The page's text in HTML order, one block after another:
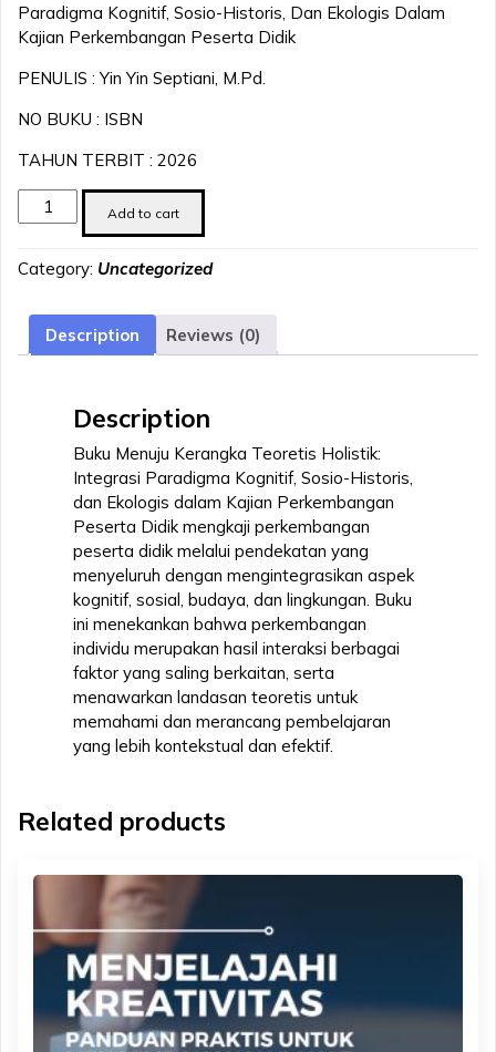
Paradigma Kognitif, Sosio-Historis, Dan Ekologis Dalam
Kajian Perkembangan Peserta Didik
PENULIS : Yin Yin Septiani, M.Pd.
NO BUKU : ISBN
TAHUN TERBIT : 2026
Menuju
Kerangka
Holistik:
Paradigma
Kognitif,
Ekologis
Perkembangan
quantity
Add to cart
Category: Uncategorized
Description Reviews (0)
Description
Buku Menuju Kerangka Teoretis Holistik:
Integrasi Paradigma Kognitif, Sosio-Historis,
dan Ekologis dalam Kajian Perkembangan
Peserta Didik mengkaji perkembangan
peserta didik melalui pendekatan yang
menyeluruh dengan mengintegrasikan aspek
kognitif, sosial, budaya, dan lingkungan. Buku
ini menekankan bahwa perkembangan
individu merupakan hasil interaksi berbagai
faktor yang saling berkaitan, serta
menawarkan landasan teoretis untuk
memahami dan merancang pembelajaran
yang lebih kontekstual dan efektif.
Related products